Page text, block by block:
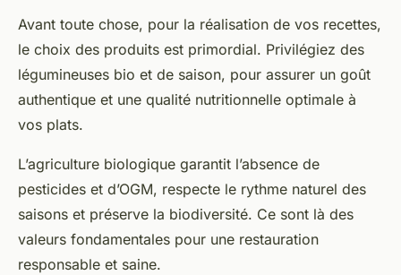
Avant toute chose, pour la réalisation de vos recettes,
le choix des produits est primordial. Privilégiez des
légumineuses bio et de saison, pour assurer un goût
authentique et une qualité nutritionnelle optimale à
vos plats.
L’agriculture biologique garantit l’absence de
pesticides et d’OGM, respecte le rythme naturel des
saisons et préserve la biodiversité. Ce sont là des
valeurs fondamentales pour une restauration
responsable et saine.